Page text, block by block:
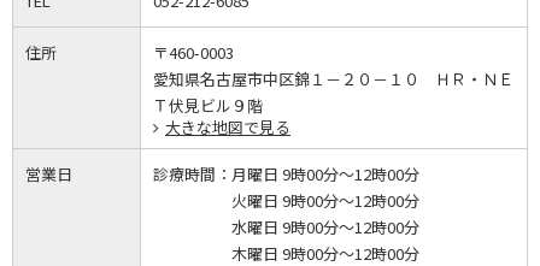
住所
〒460-0003
愛知県名古屋市中区錦１－２０－１０ ＨＲ・ＮＥ
Ｔ伏見ビル９階
大きな地図で見る
営業日 診療時間： 月曜日 9時00分～12時00分
火曜日 9時00分～12時00分
水曜日 9時00分～12時00分
木曜日 9時00分～12時00分